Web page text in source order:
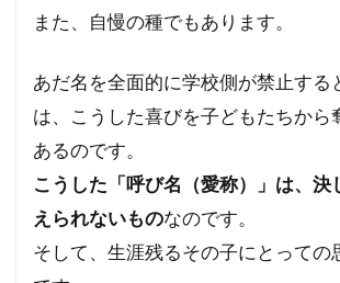
また、自慢の種でもあります。
あだ名を全面的に学校側が禁止する
は、こうした喜びを子どもたちから
あるのです。
こうした「呼び名（愛称）」は、決
えられないものなのです。
そして、生涯残るその子にとっての